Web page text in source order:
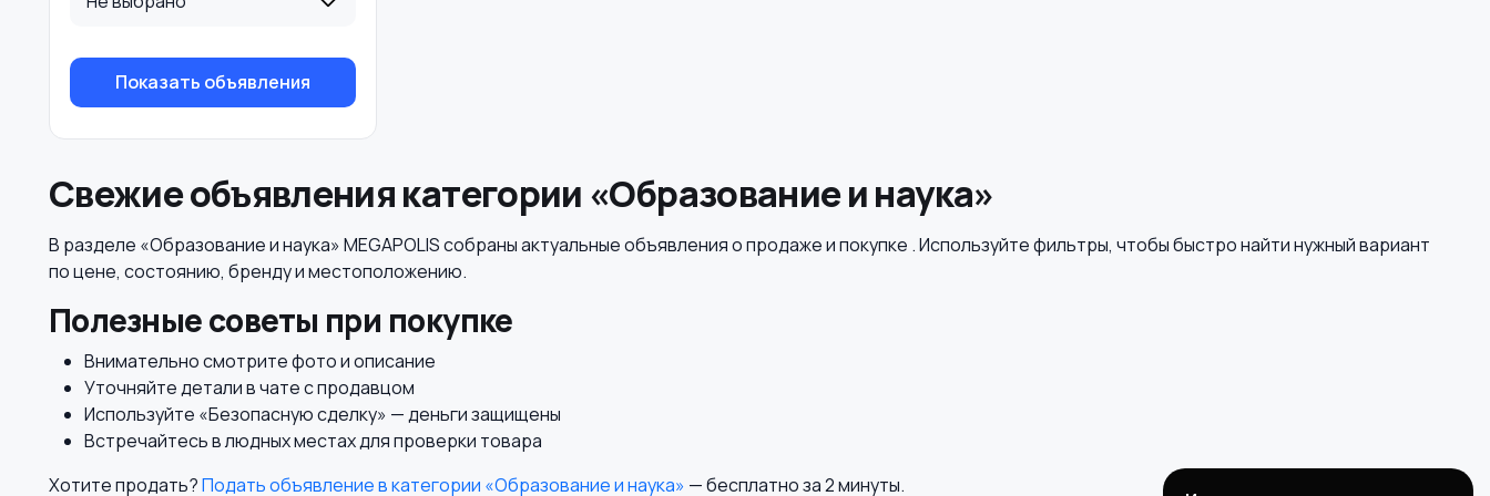
Показать объявления
Свежие объявления категории «Образование и наука»
В разделе «Образование и наука» MEGAPOLIS собраны актуальные объявления о продаже и покупке . Используйте фильтры, чтобы быстро найти нужный вариант
по цене, состоянию, бренду и местоположению.
Полезные советы при покупке
Внимательно смотрите фото и описание
Уточняйте детали в чате с продавцом
Используйте «Безопасную сделку» — деньги защищены
Встречайтесь в людных местах для проверки товара
Хотите продать?Подать объявление в категории «Образование и наука» — бесплатно за 2 минуты.